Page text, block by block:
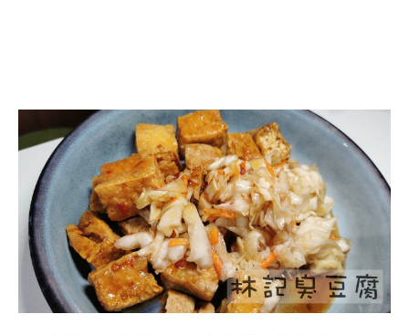
三
重
美
食：
隱
藏
在
文
化
北
路
上
林
記